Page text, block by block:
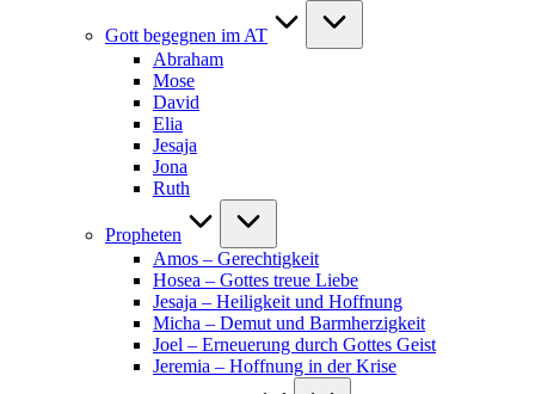
Gott begegnen im AT
Abraham
Mose
David
Elia
Jesaja
Jona
Ruth
Propheten
Amos – Gerechtigkeit
Hosea – Gottes treue Liebe
Jesaja – Heiligkeit und Hoffnung
Micha – Demut und Barmherzigkeit
Joel – Erneuerung durch Gottes Geist
Jeremia – Hoffnung in der Krise